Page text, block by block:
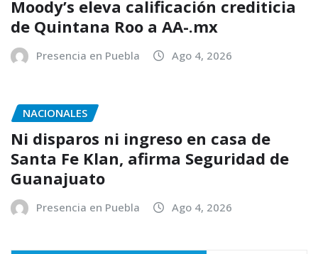
Moody’s eleva calificación crediticia
de Quintana Roo a AA-.mx
Presencia en Puebla Ago 4, 2026
NACIONALES
Ni disparos ni ingreso en casa de
Santa Fe Klan, afirma Seguridad de
Guanajuato
Presencia en Puebla Ago 4, 2026